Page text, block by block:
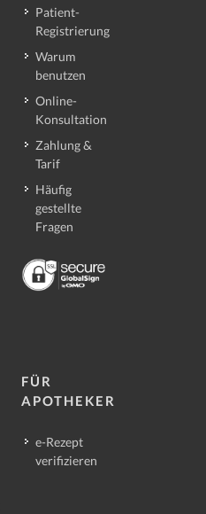
Patient-
Registrierung
Warum
benutzen
Online-
Konsultation
Zahlung &
Tarif
Häufig
gestellte
Fragen
FÜR
APOTHEKER
e-Rezept
verifizieren